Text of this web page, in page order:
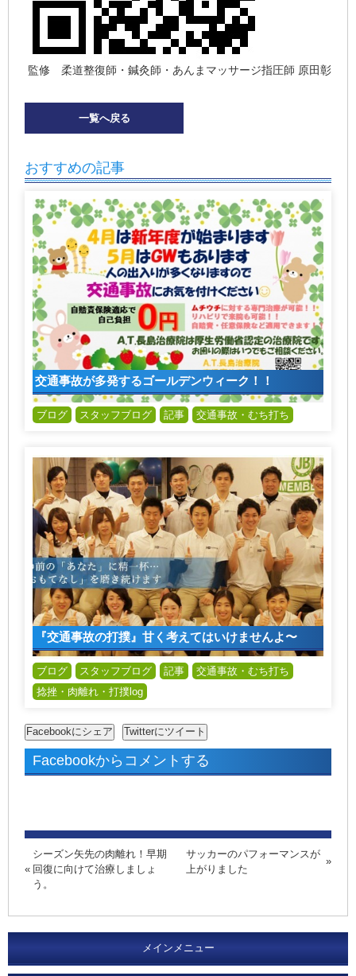
監修 柔道整復師・鍼灸師・あんまマッサージ指圧師 原田彰
一覧へ戻る
おすすめの記事
交通事故が多発するゴールデンウィーク！！
ブログ スタッフブログ 記事 交通事故・むち打ち
『交通事故の打撲』甘く考えてはいけませんよ〜
ブログ スタッフブログ 記事
交通事故・むち打ち
捻挫・肉離れ・打撲log
Facebookからコメントする
シーズン矢先の肉離れ！早期
回復に向けて治療しましょ
う。
サッカーのパフォーマンスが
上がりました
メインメニュー